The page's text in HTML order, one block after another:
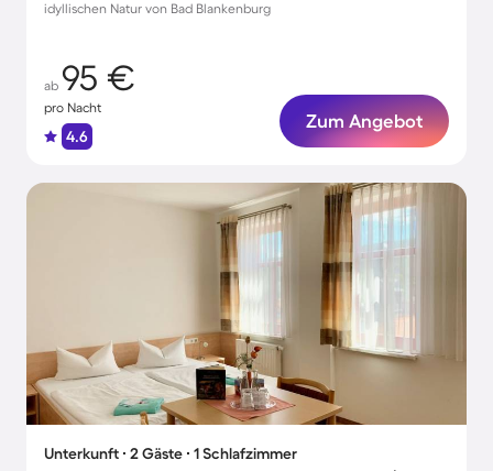
idyllischen Natur von Bad Blankenburg
ab 95 €
pro Nacht
4.6
Zum Angebot
Unterkunft ∙ 2 Gäste ∙ 1 Schlafzimmer